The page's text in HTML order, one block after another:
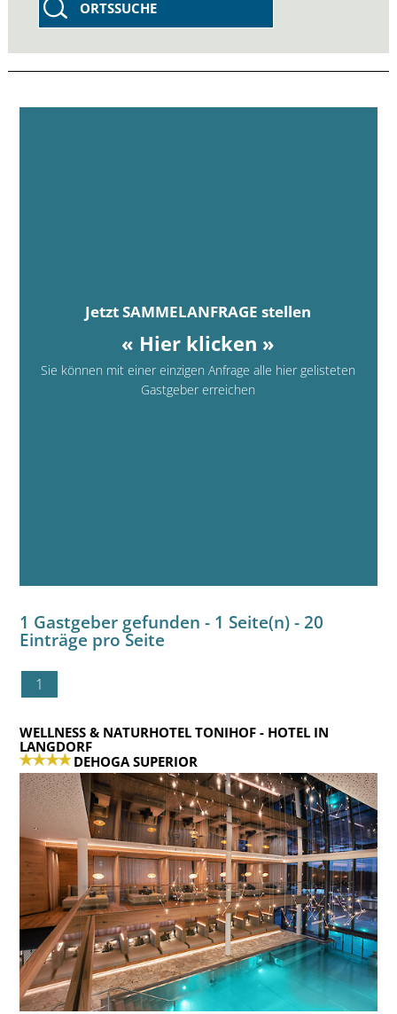
ORTSSUCHE
Jetzt SAMMELANFRAGE stellen
« Hier klicken »
Sie können mit einer einzigen Anfrage alle hier gelisteten
Gastgeber erreichen
1 Gastgeber gefunden - 1 Seite(n) - 20
Einträge pro Seite
1
WELLNESS & NATURHOTEL TONIHOF- HOTEL IN
LANGDORF
DEHOGA SUPERIOR